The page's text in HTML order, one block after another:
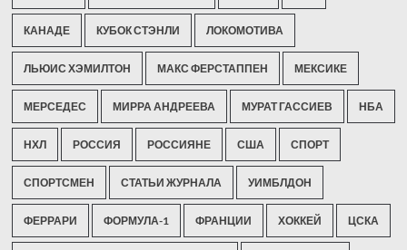
КАНАДЕ КУБОК СТЭНЛИ ЛОКОМОТИВА
ЛЬЮИС ХЭМИЛТОН МАКС ФЕРСТАППЕН МЕКСИКЕ
МЕРСЕДЕС МИРРА АНДРЕЕВА МУРАТ ГАССИЕВ НБА
НХЛ РОССИЯ РОССИЯНЕ США СПОРТ
СПОРТСМЕН СТАТЬИ ЖУРНАЛА УИМБЛДОН
ФЕРРАРИ ФОРМУЛА-1 ФРАНЦИИ ХОККЕЙ ЦСКА